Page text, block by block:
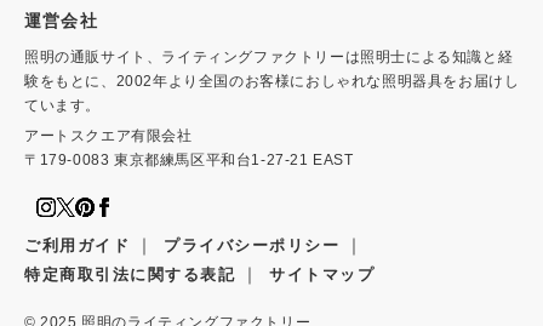
運営会社
照明の通販サイト、ライティングファクトリーは照明士による知識と経
験をもとに、2002年より全国のお客様におしゃれな照明器具をお届けし
ています。
アートスクエア有限会社
〒179-0083 東京都練馬区平和台1-27-21 EAST
ご利用ガイド ｜ プライバシーポリシー ｜
特定商取引法に関する表記 ｜ サイトマップ